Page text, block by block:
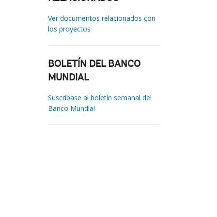
Ver documentos relacionados con
los proyectos
BOLETÍN DEL BANCO
MUNDIAL
Suscríbase al boletín semanal del
Banco Mundial